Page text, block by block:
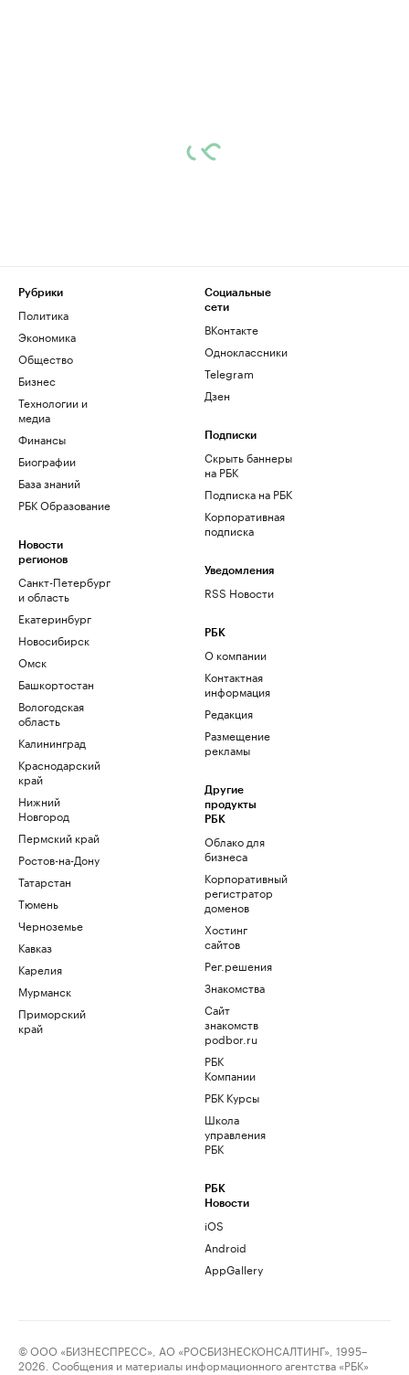
Рубрики
Политика
Экономика
Общество
Бизнес
Технологии и
медиа
Финансы
Биографии
База знаний
РБК Образование
Новости
регионов
Санкт-Петербург
и область
Екатеринбург
Новосибирск
Омск
Башкортостан
Вологодская
область
Калининград
Краснодарский
край
Нижний
Новгород
Пермский край
Ростов-на-Дону
Татарстан
Тюмень
Черноземье
Кавказ
Карелия
Мурманск
Приморский
край
Социальные
сети
ВКонтакте
Одноклассники
Telegram
Дзен
Подписки
Скрыть баннеры
на РБК
Подписка на РБК
Корпоративная
подписка
Уведомления
RSS Новости
РБК
О компании
Контактная
информация
Редакция
Размещение
рекламы
Другие
продукты
РБК
Облако для
бизнеса
Корпоративный
регистратор
доменов
Хостинг
сайтов
Рег.решения
Знакомства
Сайт
знакомств
podbor.ru
РБК
Компании
РБК Курсы
Школа
управления
РБК
РБК
Новости
iOS
Android
AppGallery
© ООО «БИЗНЕСПРЕСС», АО «РОСБИЗНЕСКОНСАЛТИНГ», 1995–
2026. Сообщения и материалы информационного агентства «РБК»